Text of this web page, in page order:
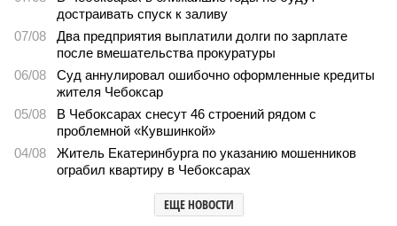
Роспотребнадзор после проверки отстранил от работы 20
сотрудников детских лагерей
Здоровый отдых
детских лагерей (фото: pixnio.com)